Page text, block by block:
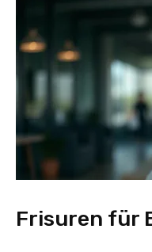
Frisuren für